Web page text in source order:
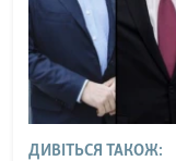
ДИВІТЬСЯ ТАКОЖ: